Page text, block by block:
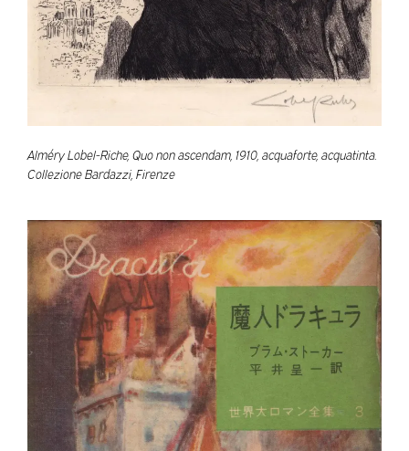
Alméry Lobel-Riche, Quo non ascendam, 1910, acquaforte, acquatinta.
Collezione Bardazzi, Firenze